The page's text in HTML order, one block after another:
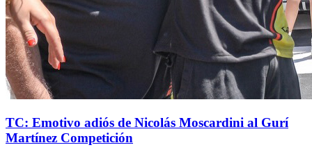
TC: Emotivo adiós de Nicolás Moscardini al Gurí
Martínez Competición